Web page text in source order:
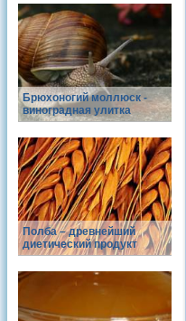
Брюхоногий моллюск -
виноградная улитка
Полба – древнейший
диетический продукт